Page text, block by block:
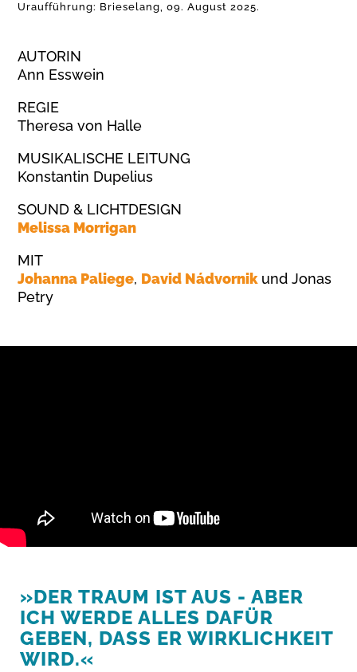
Uraufführung: Brieselang, 09. August 2025.
AUTORIN
Ann Esswein
REGIE
Theresa von Halle
MUSIKALISCHE LEITUNG
Konstantin Dupelius
SOUND & LICHTDESIGN
Melissa Morrigan
MIT
Johanna Paliege, David Nádvornikund Jonas
Petry
»DER TRAUM IST AUS - ABER
ICH WERDE ALLES DAFÜR
GEBEN, DASS ER WIRKLICHKEIT
WIRD.«